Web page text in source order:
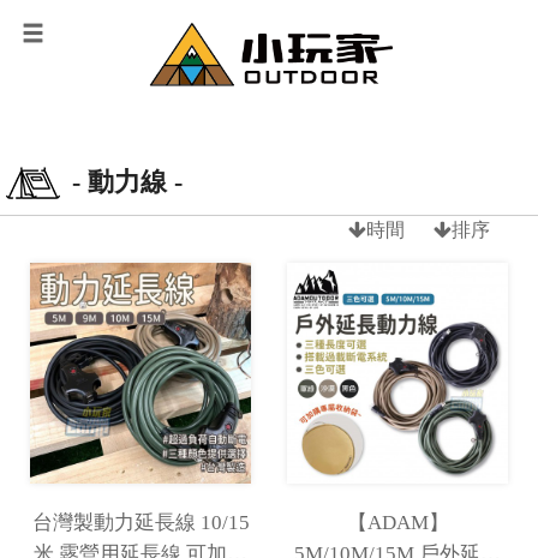
- 動力線 -
時間 排序
台灣製動力延長線 10/15
米 露營用延長線 可加購
【ADAM】
5M/10M/15M 戶外延長